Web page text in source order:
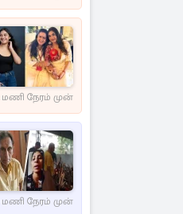
மணி நேரம் முன்
மணி நேரம் முன்